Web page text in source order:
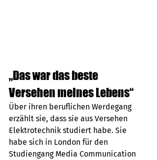
„Das war das beste
Versehen meines Lebens“
Über ihren beruflichen Werdegang
erzählt sie, dass sie aus Versehen
Elektrotechnik studiert habe. Sie
habe sich in London für den
Studiengang Media Communication